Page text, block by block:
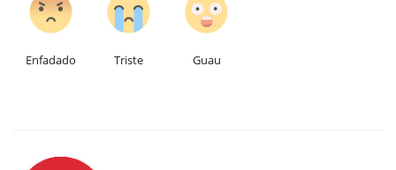
Enfadado Triste Guau